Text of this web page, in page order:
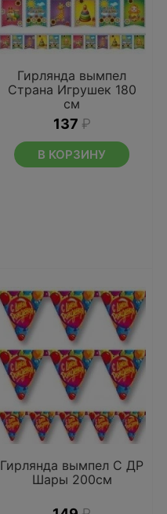
Гирлянда вымпел
Страна Игрушек 180
см
137 ₽
В КОРЗИНУ
Гирлянда вымпел С ДР
Шары 200см